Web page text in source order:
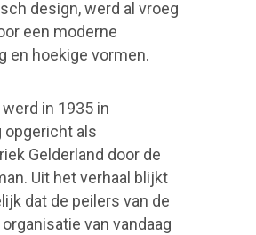
design, werd al vroeg
een moderne
en hoekige vormen.
in 1935 in
opgericht als
Gelderland door de
Uit het verhaal blijkt
dat de peilers van de
van vandaag